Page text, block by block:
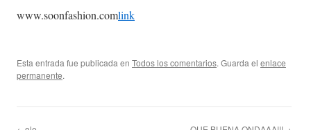
www.soonfashion.comlink
Esta entrada fue publicada en Todos los comentarios. Guarda el enlace
permanente.